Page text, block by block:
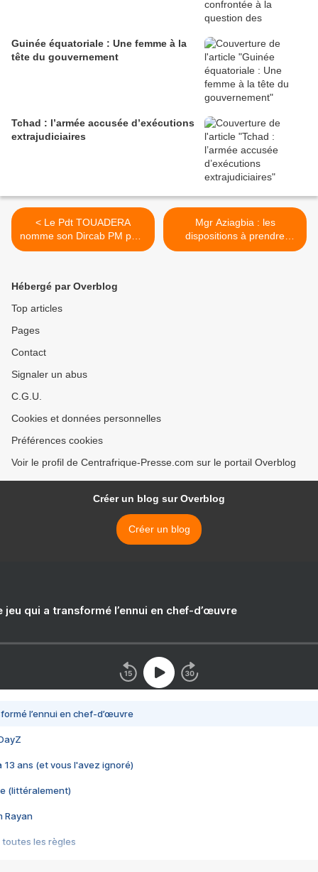
Guinée équatoriale : Une femme à la
tête du gouvernement
Tchad : l’armée accusée d’exécutions
extrajudiciaires
< Le Pdt TOUADERA
nomme son Dircab PM pour
succéder à S.M. SARANDJI
Mgr Aziagbia : les
dispositions à prendre
doivent tenir compte des
Hébergé par Overblog
Top articles
Pages
Contact
Signaler un abus
C.G.U.
Cookies et données personnelles
Préférences cookies
Voir le profil de Centrafrique-Presse.com sur le portail Overblog
Créer un blog sur Overblog
Créer un blog
jeu qui a transformé l’ennui en chef-d’œuvre
l’ennui en chef-d’œuvre
13 ans (et vous l'avez ignoré)
(littéralement)
Rayan
toutes les règles